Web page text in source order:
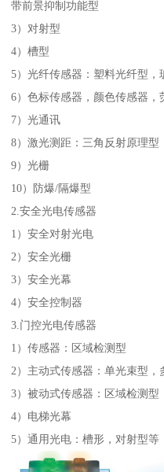
带前景抑制功能型
3）对射型
4）槽型
5）光纤传感器：塑料光纤型，
6）色标传感器，颜色传感器，
7）光通讯
8）激光测距：三角反射原理
9）光栅
10）防爆/隔爆型
2.安全光电传感器
1）安全对射光电
2）安全光栅
3）安全光幕
4）安全控制器
3.门控光电传感器
1）传感器：区域检测型
2）主动式传感器：单光束型，
3）被动式传感器：区域检测型
4）电梯光幕
5）通用光电：槽形，对射型等